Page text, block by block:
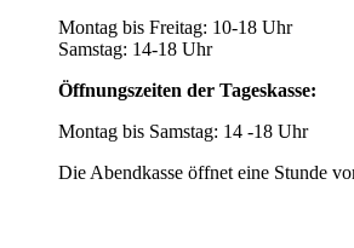
Montag bis Freitag: 10-18 Uhr
Samstag: 14-18 Uhr
Öffnungszeiten der Tageskasse:
Montag bis Samstag: 14 -18 Uhr
Die Abendkasse öffnet eine Stunde